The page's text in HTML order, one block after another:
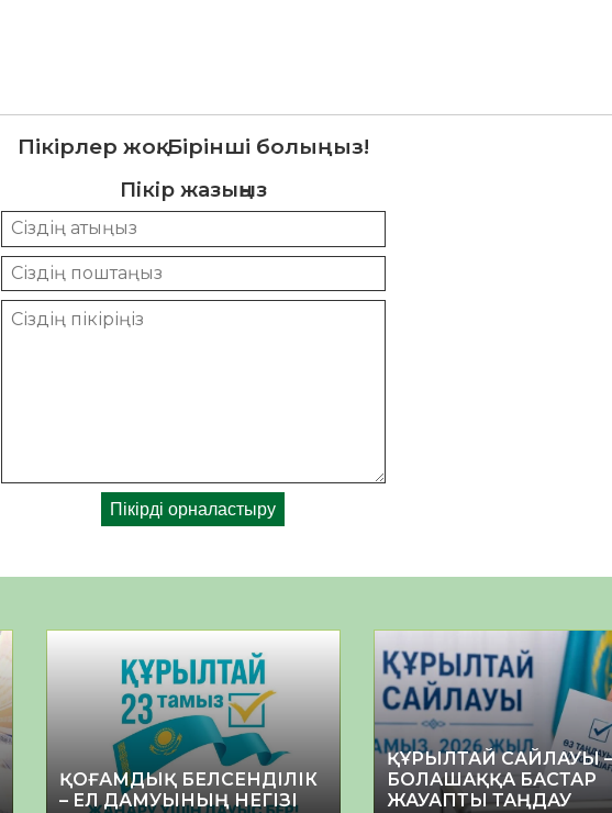
Пікірлер жоқ. Бірінші болыңыз!
Пікір жазыңыз
ҚОҒАМДЫҚ БЕЛСЕНДІЛІК
– ЕЛ ДАМУЫНЫҢ НЕГІЗІ
ҚҰРЫЛТАЙ САЙЛАУЫ –
БОЛАШАҚҚА БАСТАР
ЖАУАПТЫ ТАҢДАУ